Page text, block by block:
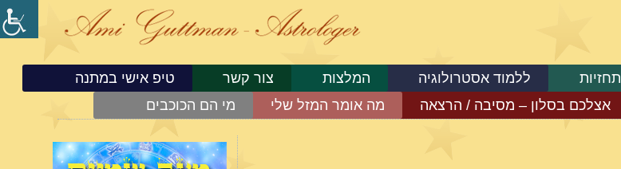
תחזיות ללמוד אסטרולוגיה המלצות צור קשר
טיפ אישי במתנה
אצלכם בסלון – מסיבה / הרצאה מה אומר המזל שלי מי הם הכוכבים